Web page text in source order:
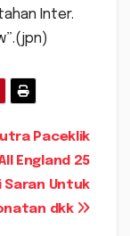
Inter.
Paceklik
England 25
Saran Untuk
dkk